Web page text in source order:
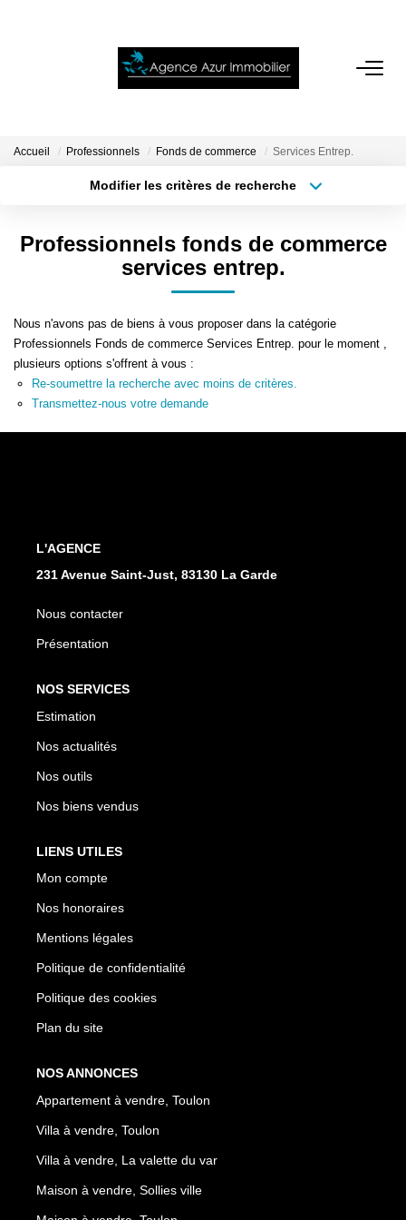
ACCUEIL
VENTES
NOTRE AGENCE
CONTACT
Accueil Professionnels Fonds de commerce Services Entrep.
Modifier les critères de recherche
Budget max
Professionnels fonds de commerce
services entrep.
Nous n'avons pas de biens à vous proposer dans la catégorie
Professionnels Fonds de commerce Services Entrep. pour le moment ,
plusieurs options s'offrent à vous :
Re-soumettre la recherche avec moins de critères.
Transmettez-nous votre demande
L'AGENCE
231 Avenue Saint-Just, 83130 La Garde
Nous contacter
Présentation
NOS SERVICES
Estimation
Nos actualités
Nos outils
Nos biens vendus
LIENS UTILES
Mon compte
Nos honoraires
Mentions légales
Politique de confidentialité
Politique des cookies
Plan du site
NOS ANNONCES
Appartement à vendre, Toulon
Villa à vendre, Toulon
Villa à vendre, La valette du var
Maison à vendre, Sollies ville